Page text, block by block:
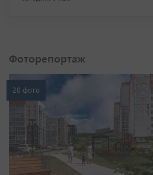
Фоторепортаж
20 фото